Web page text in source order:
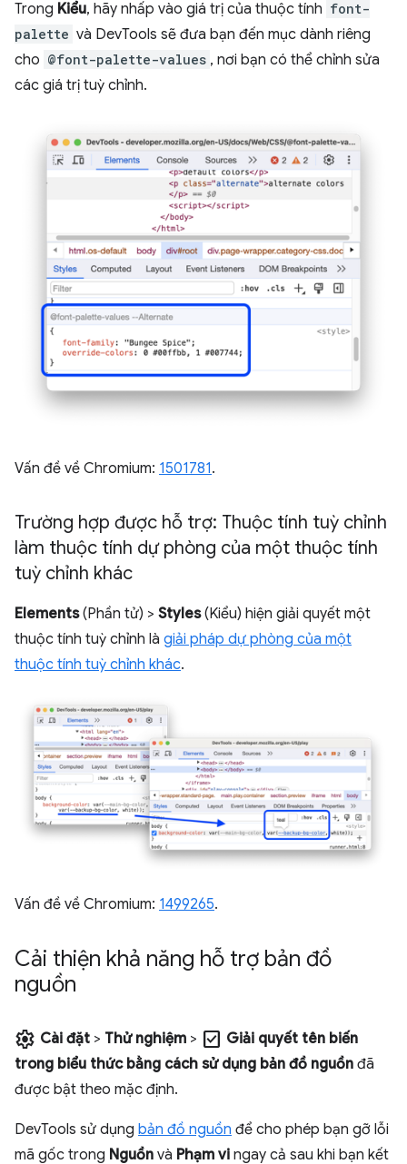
Trong Kiểu, hãy nhấp vào giá trị của thuộc tính font-
palette và DevTools sẽ đưa bạn đến mục dành riêng
cho @font-palette-values , nơi bạn có thể chỉnh sửa
các giá trị tuỳ chỉnh.
Vấn đề về Chromium: 1501781.
Trường hợp được hỗ trợ: Thuộc tính tuỳ chỉnh
làm thuộc tính dự phòng của một thuộc tính
tuỳ chỉnh khác
Elements(Phần tử) > Styles(Kiểu) hiện giải quyết một
thuộc tính tuỳ chỉnh là giải pháp dự phòng của một
thuộc tính tuỳ chỉnh khác.
Vấn đề về Chromium: 1499265.
Cải thiện khả năng hỗ trợ bản đồ
nguồn
settings Cài đặt > Thử nghiệm > check_box Giải quyết tên biến
trong biểu thức bằng cách sử dụng bản đồ nguồn đã
được bật theo mặc định.
DevTools sử dụng bản đồ nguồn để cho phép bạn gỡ lỗi
mã gốc trong Nguồn và Phạm vi ngay cả sau khi bạn kết